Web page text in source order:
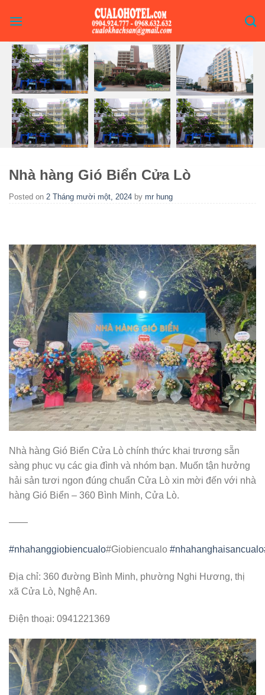
Nhà hàng Gió Biển Cửa Lò
Posted on 2 Tháng mười một, 2024 by mr hung
Nhà hàng Gió Biển Cửa Lò chính thức khai trương sẵn
sàng phục vụ các gia đình và nhóm bạn. Muốn tận hưởng
hải sản tươi ngon đúng chuẩn Cửa Lò xin mời đến với nhà
hàng Gió Biển – 360 Bình Minh, Cửa Lò.
——
#nhahanggiobiencualo#Giobiencualo #nhahanghaisancualo
Địa chỉ: 360 đường Bình Minh, phường Nghi Hương, thị
xã Cửa Lò, Nghệ An.
Điện thoại: 0941221369